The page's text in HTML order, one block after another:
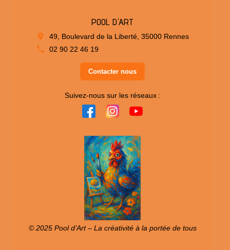
POOL D'ART
49, Boulevard de la Liberté, 35000 Rennes
02 90 22 46 19
Contacter nous
Suivez-nous sur les réseaux :
© 2025 Pool d’Art – La créativité à la portée de tous